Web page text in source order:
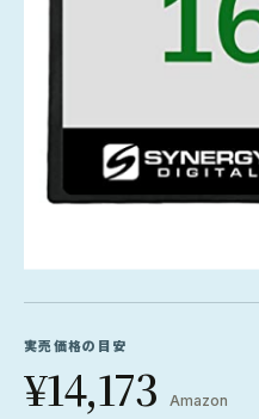
実売価格の目安
¥14,173
Amazon